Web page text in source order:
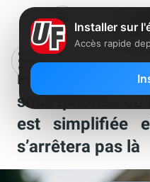
Free dévoile
smartphones où
est simplifiée
s’arrêtera pas là
Installer sur
Accès rapide